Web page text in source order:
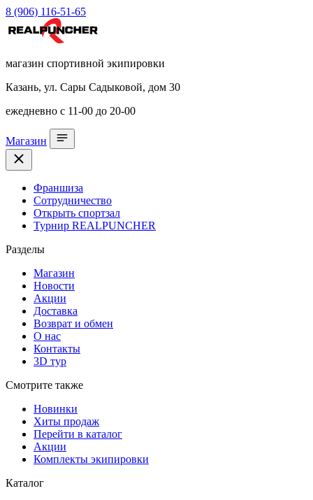
8 (906) 116-51-65
магазин спортивной экипировки
Казань, ул. Сары Садыковой, дом 30
ежедневно с 11-00 до 20-00
Магазин
Франшиза
Сотрудничество
Открыть спортзал
Турнир REALPUNCHER
Разделы
Магазин
Новости
Акции
Доставка
Возврат и обмен
О нас
Контакты
3D тур
Смотрите также
Новинки
Хиты продаж
Перейти в каталог
Акции
Комплекты экипировки
Каталог